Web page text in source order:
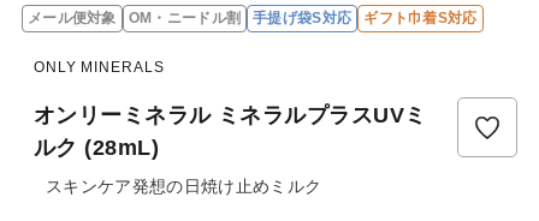
メール便対象 OM・ニードル割 手提げ袋S対応 ギフト巾着S対応
ONLY MINERALS
オンリーミネラル ミネラルプラスUVミ
ルク (28mL)
スキンケア発想の日焼け止めミルク